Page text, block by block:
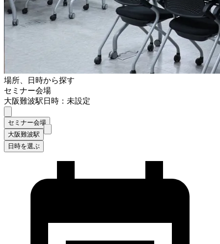
場所、日時から探す
セミナー会場
大阪難波駅日時：未設定
セミナー会場
大阪難波駅
日時を選ぶ